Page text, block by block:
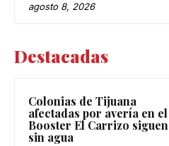
agosto 8, 2026
Destacadas
Colonias de Tijuana
afectadas por avería en el
Booster El Carrizo siguen
sin agua